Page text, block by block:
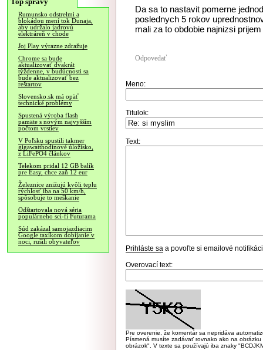
Rumunsko odstrelmi a
blokádou mení tok Dunaja,
aby udržalo jadrovú
elektráreň v chode
Joj Play výrazne zdražuje
Chrome sa bude
aktualizovať dvakrát
týždenne, v budúcnosti sa
bude aktualizovať bez
reštartov
Slovensko.sk má opäť
technické problémy
Spustená výroba flash
pamäte s novým najvyšším
počtom vrstiev
V Poľsku spustili takmer
gigawatthodinové úložisko,
z LiFePO4 článkov
Telekom pridal 12 GB balík
pre Easy, chce zaň 12 eur
Železnice znižujú kvôli teplu
rýchlosť iba na 50 km/h,
spôsobuje to meškanie
Odštartovala nová séria
populárneho sci-fi Futurama
Súd zakázal samojazdiacim
Google taxíkom dobíjanie v
noci, rušili obyvateľov
Da sa to nastavit pomerne
poslednych 5 rokov
mali za to obdobie najnizsi
Odpovedať
Meno:
Titulok:
Text:
Prihláste sa a povoľte si emailové
Overovací text:
Pre overenie, že komentár sa nepridáva
Písmená musíte zadávať rovnako ako na
obrázok". V texte sa používajú iba znaky